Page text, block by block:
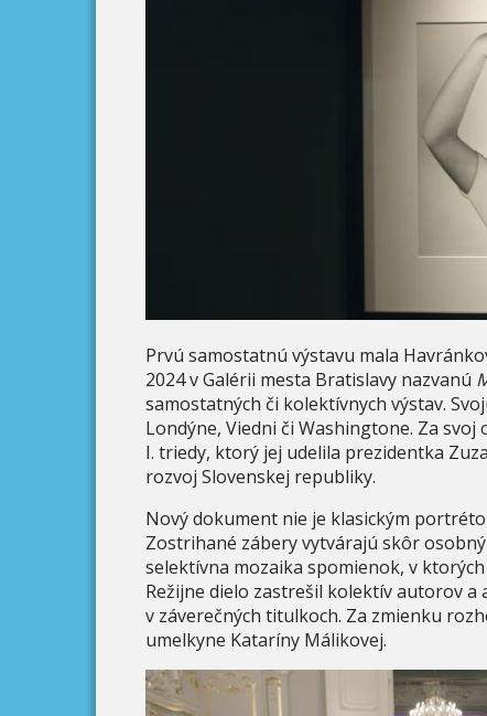
Prvú samostatnú výstavu mala
2024 v Galérii mesta Bratislavy nazvanú
samostatných či kolektívnych výstav.
Londýne, Viedni či Washingtone. Za
I. triedy, ktorý jej udelila prezidentka
rozvoj Slovenskej republiky.
Nový dokument nie je klasickým
Zostrihané zábery vytvárajú skôr
selektívna mozaika spomienok, v
Režijne dielo zastrešil kolektív autorov
v záverečných titulkoch. Za zmienku
umelkyne Kataríny Málikovej.